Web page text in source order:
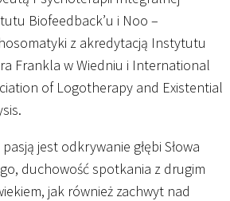
Biofeedback’u i Noo –
z akredytacją Instytutu
Frankla w Wiedniu i International
of Logotherapy and Existential
jest odkrywanie głębi Słowa
duchowość spotkania z drugim
jak również zachwyt nad